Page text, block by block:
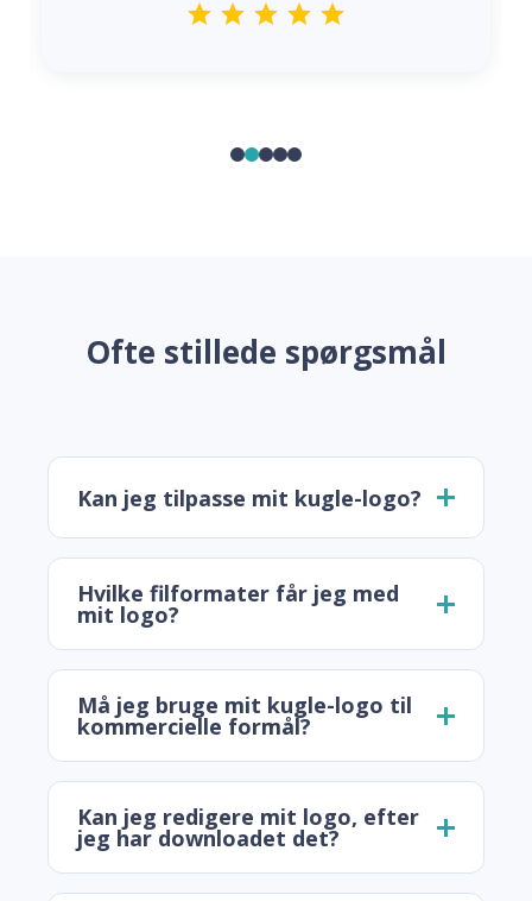
Ofte stillede spørgsmål
Kan jeg tilpasse mit kugle-logo?
Hvilke filformater får jeg med
mit logo?
Må jeg bruge mit kugle-logo til
kommercielle formål?
Kan jeg redigere mit logo, efter
jeg har downloadet det?